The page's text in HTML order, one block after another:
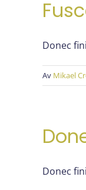
Donec
Av Mikael
Donec